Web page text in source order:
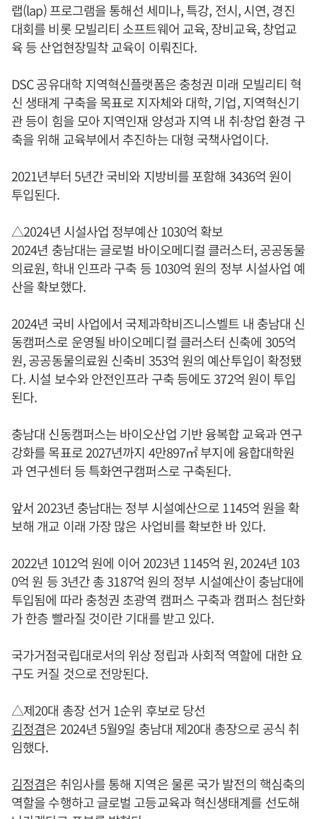
랩(lap) 프로그램을 통해선 세미나, 특강, 전시, 시연, 경진
대회를 비롯 모빌리티 소프트웨어 교육, 장비교육, 창업교
육 등 산업현장밀착 교육이 이뤄진다.
DSC 공유대학 지역혁신플랫폼은 충청권 미래 모빌리티 혁
신 생태계 구축을 목표로 지자체와 대학, 기업, 지역혁신기
관 등이 힘을 모아 지역인재 양성과 지역 내 취·창업 환경 구
축을 위해 교육부에서 추진하는 대형 국책사업이다.
2021년부터 5년간 국비와 지방비를 포함해 3436억 원이
투입된다.
△2024년 시설사업 정부예산 1030억 확보
2024년 충남대는 글로벌 바이오메디컬 클러스터, 공공동물
의료원, 학내 인프라 구축 등 1030억 원의 정부 시설사업 예
산을 확보했다.
2024년 국비 사업에서 국제과학비즈니스벨트 내 충남대 신
동캠퍼스로 운영될 바이오메디컬 클러스터 신축에 305억
원, 공공동물의료원 신축비 353억 원의 예산투입이 확정됐
다. 시설 보수와 안전인프라 구축 등에도 372억 원이 투입
된다.
충남대 신동캠퍼스는 바이오산업 기반 융복합 교육과 연구
강화를 목표로 2027년까지 4만897㎡ 부지에 융합대학원
과 연구센터 등 특화연구캠퍼스로 구축된다.
앞서 2023년 충남대는 정부 시설예산으로 1145억 원을 확
보해 개교 이래 가장 많은 사업비를 확보한 바 있다.
2022년 1012억 원에 이어 2023년 1145억 원, 2024년 103
0억 원 등 3년간 총 3187억 원의 정부 시설예산이 충남대에
투입됨에 따라 충청권 초광역 캠퍼스 구축과 캠퍼스 첨단화
가 한층 빨라질 것이란 기대를 받고 있다.
국가거점국립대로서의 위상 정립과 사회적 역할에 대한 요
구도 커질 것으로 전망된다.
△제20대 총장 선거 1순위 후보로 당선
김정겸은 2024년 5월9일 충남대 제20대 총장으로 공식 취
임했다.
김정겸은 취임사를 통해 지역은 물론 국가 발전의 핵심축의
역할을 수행하고 글로벌 고등교육과 혁신생태계를 선도해